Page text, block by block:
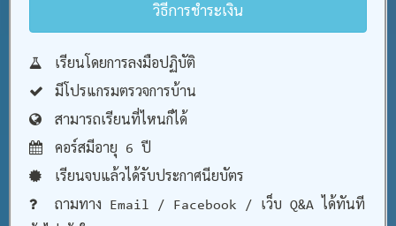
วิธีการชำระเงิน
เรียนโดยการลงมือปฏิบัติ
มีโปรแกรมตรวจการบ้าน
สามารถเรียนที่ไหนก็ได้
คอร์สมีอายุ 6 ปี
เรียนจบแล้วได้รับประกาศนียบัตร
ถามทาง Email / Facebook / เว็บ Q&A ได้ทันที